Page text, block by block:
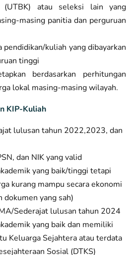
(UTBK) atau seleksi lain yang
masing panitia dan perguruan
pendidikan/kuliah yang dibayarkan
tinggi
berdasarkan perhitungan
lokal masing-masing wilayah.
KIP-Kuliah
lulusan tahun 2022,2023, dan
dan NIK yang valid
yang baik/tinggi tetapi
kurang mampu secara ekonomi
dokumen yang sah)
Sederajat lulusan tahun 2024
yang baik dan memiliki
Keluarga Sejahtera atau terdata
Sosial (DTKS)